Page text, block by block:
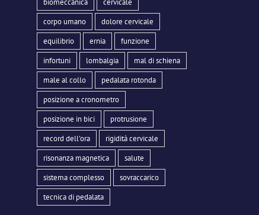
biomeccanica cervicale
corpo umano dolore cervicale
equilibrio ernia funzione
infortuni lombalgia mal di schiena
male al collo pedalata rotonda
posizione a cronometro
posizione in bici protrusione
record dell'ora rigidità cervicale
risonanza magnetica salute
sistema complesso sovraccarico
tecnica di pedalata